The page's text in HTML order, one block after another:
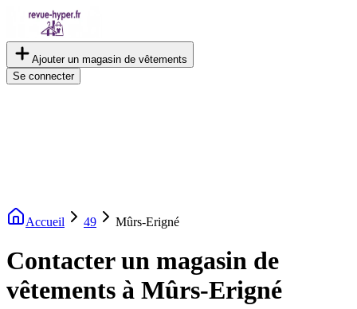
Ajouter un magasin de vêtements
Se connecter
Accueil 49 Mûrs-Erigné
Contacter un magasin de
vêtements à Mûrs-Erigné